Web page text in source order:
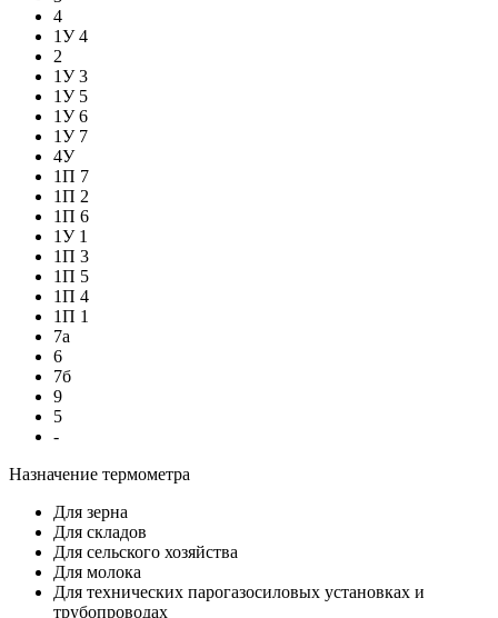
4
1У 4
2
1У 3
1У 5
1У 6
1У 7
4У
1П 7
1П 2
1П 6
1У 1
1П 3
1П 5
1П 4
1П 1
7а
6
7б
9
5
-
Назначение термометра
Для зерна
Для складов
Для сельского хозяйства
Для молока
Для технических парогазосиловых установках и
трубопроводах